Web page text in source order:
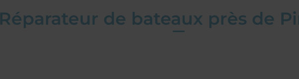
Réparateur de bateaux près de